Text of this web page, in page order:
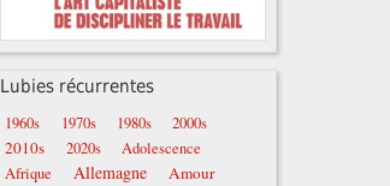
Lubies récurrentes
1960s 1970s 1980s 2000s
2010s 2020s
Adolescence
Afrique
Allemagne Amour